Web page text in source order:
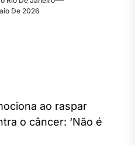
De 2026
ao raspar
o câncer: ‘Não é